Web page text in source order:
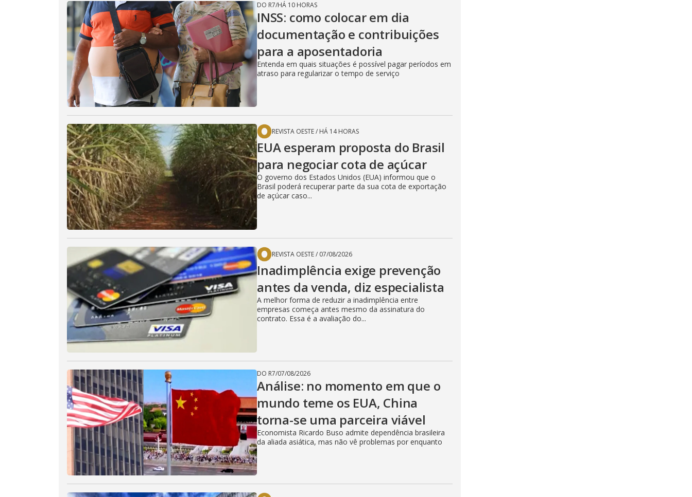
DO R7/HÁ 10 HORAS
INSS: como colocar em dia
documentação e contribuições
para a aposentadoria
Entenda em quais situações é possível pagar períodos em
atraso para regularizar o tempo de serviço
REVISTA OESTE/ HÁ 14 HORAS
EUA esperam proposta do Brasil
para negociar cota de açúcar
O governo dos Estados Unidos (EUA) informou que o
Brasil poderá recuperar parte da sua cota de exportação
de açúcar caso...
REVISTA OESTE/ 07/08/2026
Inadimplência exige prevenção
antes da venda, diz especialista
A melhor forma de reduzir a inadimplência entre
empresas começa antes mesmo da assinatura do
contrato. Essa é a avaliação do...
DO R7/07/08/2026
Análise: no momento em que o
mundo teme os EUA, China
torna-se uma parceira viável
Economista Ricardo Buso admite dependência brasileira
da aliada asiática, mas não vê problemas por enquanto